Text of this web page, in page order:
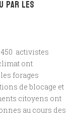
par les
450 activistes
ont
forages
de blocage et
citoyens ont
au cours des